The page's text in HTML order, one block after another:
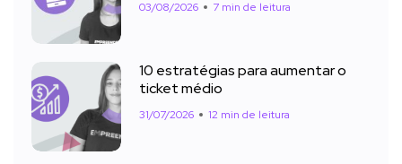
03/08/2026 7 min de leitura
10 estratégias para aumentar o
ticket médio
31/07/2026 12 min de leitura